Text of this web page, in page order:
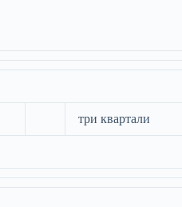
три квартали